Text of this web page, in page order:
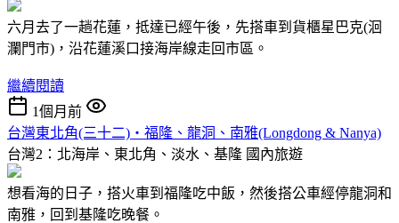
六月去了一趟花蓮，抵達已經午後，先搭車到貨櫃星巴克(洄
瀾門市)，沿花蓮溪口接海岸線走回市區。
繼續閱讀
1個月前
台灣東北角(三十二)‧福隆、龍洞、南雅(Longdong & Nanya)
台灣2：北海岸、東北角、淡水、基隆 國內旅遊
想看海的日子，搭火車到福隆吃中飯，然後搭公車經停龍洞和
南雅，回到基隆吃晚餐。